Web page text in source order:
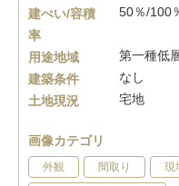
建ぺい/容積
率
50％/100
用途地域
第一種低
建築条件
なし
土地現況
宅地
画像カテゴリ
外観 間取り 現